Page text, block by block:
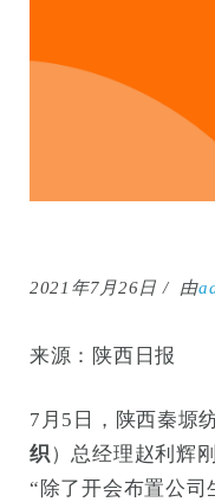
2021年7月26日 由
来源：陕西日报
7月5日，陕西秦塬
织）总经理赵利辉
“除了开会布置公